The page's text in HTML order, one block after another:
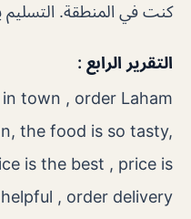
كنت في المنطقة.
التقرير الرابع :
town , order Laham
the food is so tasty,
is the best , price is
, order delivery